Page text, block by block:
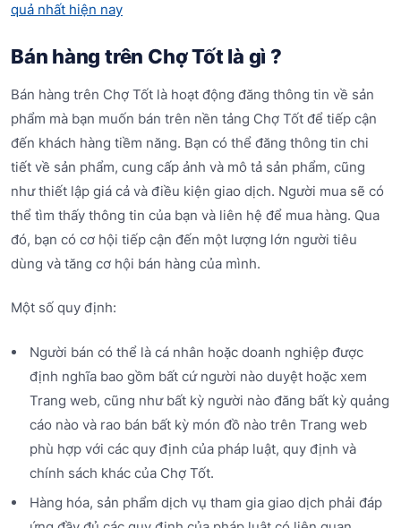
quả nhất hiện nay
Bán hàng trên Chợ Tốt là gì ?
Bán hàng trên Chợ Tốt là hoạt động đăng thông tin về sản
phẩm mà bạn muốn bán trên nền tảng Chợ Tốt để tiếp cận
đến khách hàng tiềm năng. Bạn có thể đăng thông tin chi
tiết về sản phẩm, cung cấp ảnh và mô tả sản phẩm, cũng
như thiết lập giá cả và điều kiện giao dịch. Người mua sẽ có
thể tìm thấy thông tin của bạn và liên hệ để mua hàng. Qua
đó, bạn có cơ hội tiếp cận đến một lượng lớn người tiêu
dùng và tăng cơ hội bán hàng của mình.
Một số quy định:
Người bán có thể là cá nhân hoặc doanh nghiệp được
định nghĩa bao gồm bất cứ người nào duyệt hoặc xem
Trang web, cũng như bất kỳ người nào đăng bất kỳ quảng
cáo nào và rao bán bất kỳ món đồ nào trên Trang web
phù hợp với các quy định của pháp luật, quy định và
chính sách khác của Chợ Tốt.
Hàng hóa, sản phẩm dịch vụ tham gia giao dịch phải đáp